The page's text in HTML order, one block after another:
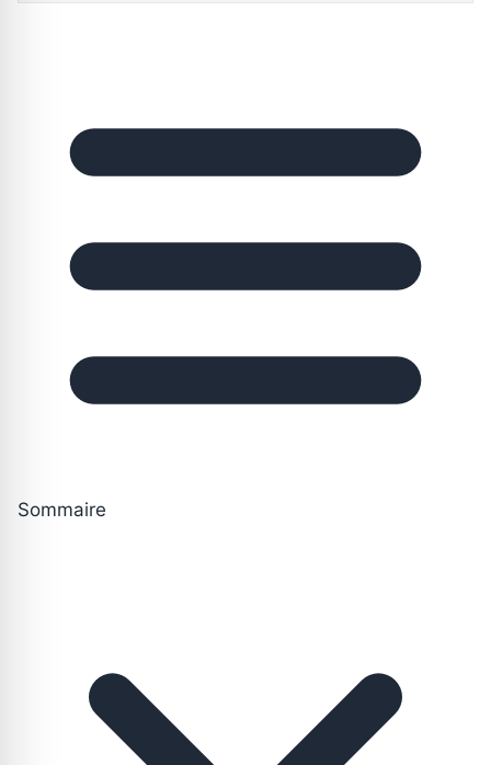
Sommaire